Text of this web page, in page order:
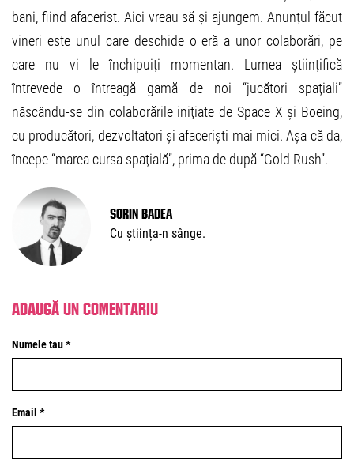
bani, fiind afacerist. Aici vreau să și ajungem. Anunțul făcut
vineri este unul care deschide o eră a unor colaborări, pe
care nu vi le închipuiți momentan. Lumea științifică
întrevede o întreagă gamă de noi “jucători spațiali”
născându-se din colaborările inițiate de Space X și Boeing,
cu producători, dezvoltatori și afaceriști mai mici. Așa că da,
începe “marea cursa spațială”, prima de după “Gold Rush”.
Sorin Badea
Cu știința-n sânge.
Adaugă un comentariu
Numele tau *
Email *